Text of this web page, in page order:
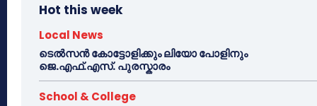
Hot this week
Local News
ടെൽസൻ കോട്ടോളിക്കും ലിയോ പോളിനും
ജെ.എഫ്.എസ്. പുരസ്കാരം
School & College